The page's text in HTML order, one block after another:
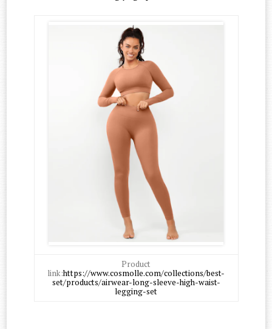
Product
link:https://www.cosmolle.com/collections/best-
set/products/airwear-long-sleeve-high-waist-
legging-set